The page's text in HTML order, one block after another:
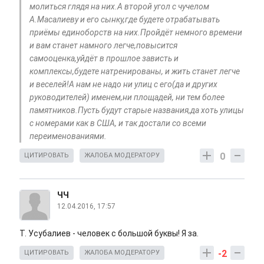
молиться глядя на них.А второй угол с чучелом
А.Масалиеву и его сынку,где будете отрабатывать
приёмы единоборств на них.Пройдёт немного времени
и вам станет намного легче,повысится
самооценка,уйдёт в прошлое зависть и
комплексы,будете натренированы, и жить станет легче
и веселей!А нам не надо ни улиц с его(да и других
руководителей) именем,ни площадей, ни тем более
памятников.Пусть будут старые названия,да хоть улицы
с номерами как в США, и так достали со всеми
переименованиями.
0
ЦИТИРОВАТЬ ЖАЛОБА МОДЕРАТОРУ
ЧЧ
12.04.2016, 17:57
Т. Усубалиев - человек с большой буквы! Я за.
-2
ЦИТИРОВАТЬ ЖАЛОБА МОДЕРАТОРУ